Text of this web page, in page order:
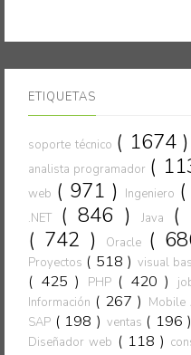
ETIQUETAS
soporte técnico ( 1674 )
analista programador (
web ( 971 ) Ingeniero
.NET ( 846 )Java (
( 742 ) Oracle (
Proyectos ( 518 ) visual
( 425 ) PHP ( 420 )
Información ( 267 ) Mobile
SAP ( 198 ) ventas ( 196 )
Diseñador web ( 118 )